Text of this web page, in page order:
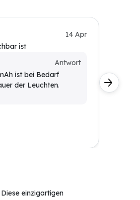
14 Apr
ist
Antwort
ist bei Bedarf
der Leuchten.
einem
einzigartigen